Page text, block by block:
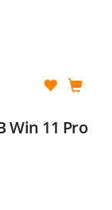
Win 11 Pro